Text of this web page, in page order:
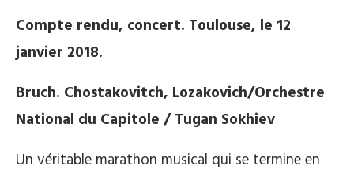
Compte rendu, concert. Toulouse, le 12
janvier 2018.
Bruch. Chostakovitch, Lozakovich/Orchestre
National du Capitole / Tugan Sokhiev
Un véritable marathon musical qui se termine en